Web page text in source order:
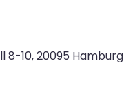
8-10, 20095 Hamburg